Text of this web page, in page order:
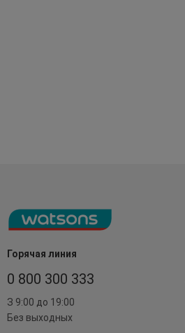
Горячая линия
0 800 300 333
З 9:00 до 19:00
Без выходных